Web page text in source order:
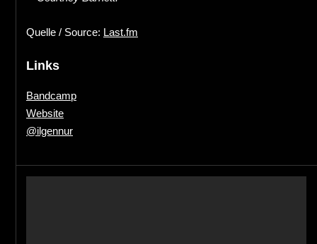
Quelle / Source: Last.fm
Links
Bandcamp
Website
@ilgennur